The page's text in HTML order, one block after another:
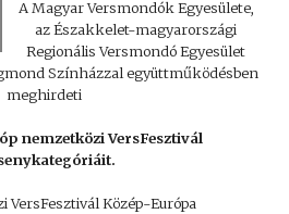
A Magyar Versmondók Egyesülete,
az Északkelet-magyarországi
Regionális Versmondó Egyesület
Színházzal együttműködésben
meghirdeti
nemzetközi VersFesztivál
VersFesztivál Közép-Európa